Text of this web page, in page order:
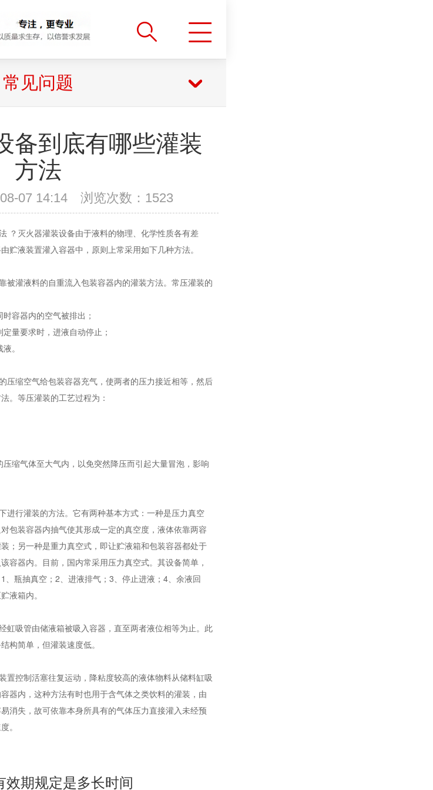
常见问题
备到底有哪些灌装
方法
07 14:14 浏览次数： 1523
灭火器灌装设备由于液料的物理、化学性质各有差
贮液装置灌入容器中，原则上常采用如下几种方法。
灌液料的自重流入包装容器内的灌装方法。常压灌装的
容器内的空气被排出；
量要求时，进液自动停止；
。
压缩空气给包装容器充气，使两者的压力接近相等，然后
。等压灌装的工艺过程为：
缩气体至大气内，以免突然降压而引起大量冒泡，影响
进行灌装的方法。它有两种基本方式：一种是压力真空
包装容器内抽气使其形成一定的真空度，液体依靠两容
；另一种是重力真空式，即让贮液箱和包装容器都处于
容器内。目前，国内常采用压力真空式。其设备简单，
、瓶抽真空；2、进液排气；3、停止进液；4、余液回
液箱内。
吸管由储液箱被吸入容器，直至两者液位相等为止。此
构简单，但灌装速度低。
控制活塞往复运动，降粘度较高的液体物料从储料缸吸
器内，这种方法有时也用于含气体之类饮料的灌装，由
消失，故可依靠本身所具有的气体压力直接灌入未经预
。
效期规定是多长时间